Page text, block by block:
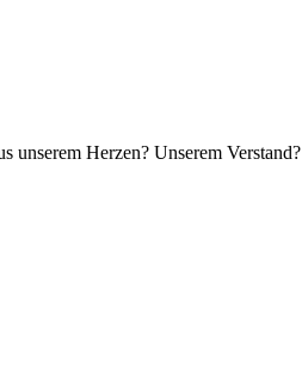
unserem Herzen? Unserem Verstand?